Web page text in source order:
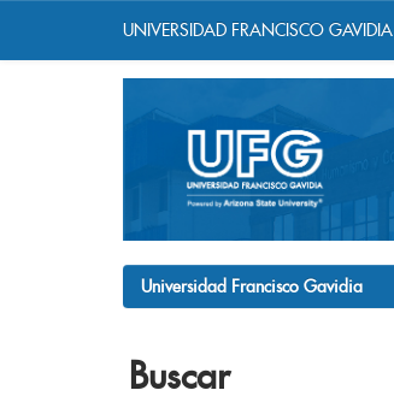
UNIVERSIDAD FRANCISCO GAVIDIA
Universidad Francisco Gavidia
Buscar